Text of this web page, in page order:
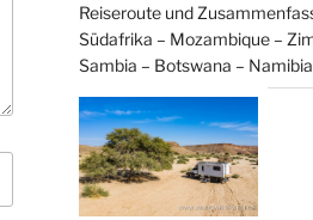
Reiseroute und
Südafrika – Mozambique –
Sambia – Botswana – Namibia